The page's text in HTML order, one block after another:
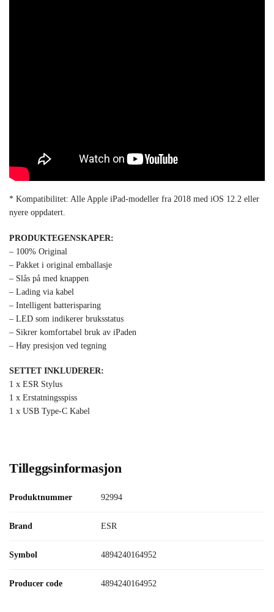
* Kompatibilitet: Alle Apple iPad-modeller fra 2018 med iOS 12.2 eller
nyere oppdatert.
PRODUKTEGENSKAPER:
– 100% Original
– Pakket i original emballasje
– Slås på med knappen
– Lading via kabel
– Intelligent batterisparing
– LED som indikerer bruksstatus
– Sikrer komfortabel bruk av iPaden
– Høy presisjon ved tegning
SETTET INKLUDERER:
1 x ESR Stylus
1 x Erstatningsspiss
1 x USB Type-C Kabel
Tilleggsinformasjon
Produktnummer 92994
Brand ESR
Symbol 4894240164952
Producer code 4894240164952